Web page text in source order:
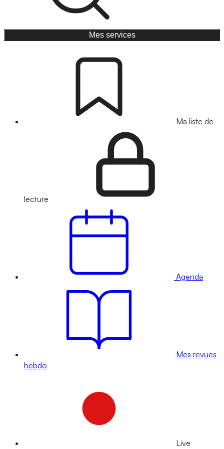
Mes services
Ma liste de
lecture
Agenda
Mes revues
hebdo
Live